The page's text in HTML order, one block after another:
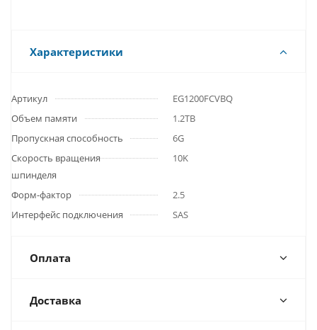
Характеристики
Артикул
EG1200FCVBQ
Объем памяти
1.2TB
Пропускная способность
6G
Скорость вращения
шпинделя
10K
Форм-фактор
2.5
Интерфейс подключения
SAS
Оплата
Доставка